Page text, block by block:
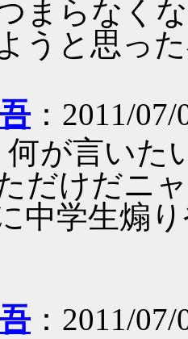
まらなく
うと思っ
：2011/07/
何が言いた
だけだニ
中学生煽
：2011/07/